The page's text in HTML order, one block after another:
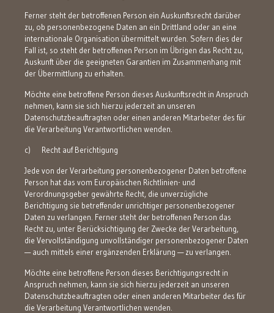
Ferner steht der betroffenen Person ein Auskunftsrecht darüber
zu, ob personenbezogene Daten an ein Drittland oder an eine
internationale Organisation übermittelt wurden. Sofern dies der
Fall ist, so steht der betroffenen Person im Übrigen das Recht zu,
Auskunft über die geeigneten Garantien im Zusammenhang mit
der Übermittlung zu erhalten.
Möchte eine betroffene Person dieses Auskunftsrecht in Anspruch
nehmen, kann sie sich hierzu jederzeit an unseren
Datenschutzbeauftragten oder einen anderen Mitarbeiter des für
die Verarbeitung Verantwortlichen wenden.
c) Recht auf Berichtigung
Jede von der Verarbeitung personenbezogener Daten betroffene
Person hat das vom Europäischen Richtlinien- und
Verordnungsgeber gewährte Recht, die unverzügliche
Berichtigung sie betreffender unrichtiger personenbezogener
Daten zu verlangen. Ferner steht der betroffenen Person das
Recht zu, unter Berücksichtigung der Zwecke der Verarbeitung,
die Vervollständigung unvollständiger personenbezogener Daten
— auch mittels einer ergänzenden Erklärung — zu verlangen.
Möchte eine betroffene Person dieses Berichtigungsrecht in
Anspruch nehmen, kann sie sich hierzu jederzeit an unseren
Datenschutzbeauftragten oder einen anderen Mitarbeiter des für
die Verarbeitung Verantwortlichen wenden.